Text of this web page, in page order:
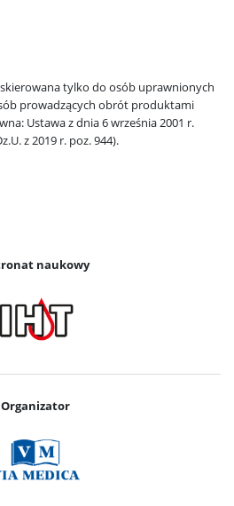
tylko do osób uprawnionych
prowadzących obrót produktami
Ustawa z dnia 6 września 2001 r.
z 2019 r. poz. 944).
naukowy
Organizator